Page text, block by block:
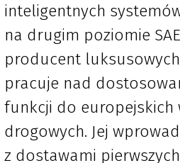
inteligentnych
na drugim poziomie
producent
pracuje nad
funkcji do europejskich
drogowych. Jej
z dostawami